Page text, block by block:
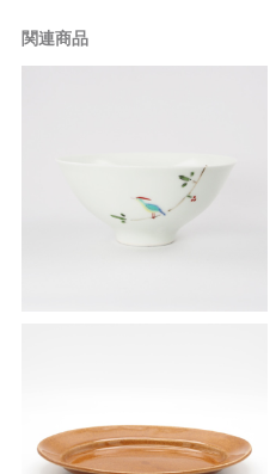
関連商品